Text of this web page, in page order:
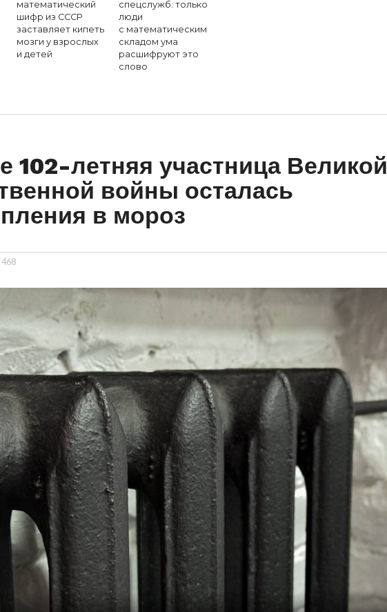
математический
шифр из СССР
заставляет кипеть
мозги у взрослых
и детей
спецслужб: только
люди
с математическим
складом ума
расшифруют это
слово
102-летняя участница Великой
войны осталась
в мороз
468